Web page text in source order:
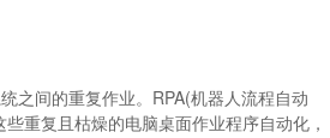
间的重复作业。RPA(机器人流程自动
重复且枯燥的电脑桌面作业程序自动化，